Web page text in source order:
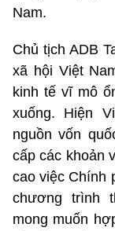
Nam.
Chủ tịch ADB
xã hội Việt
kinh tế vĩ mô
xuống. Hiện
nguồn vốn
cấp các khoản
cao việc Chính
chương trình
mong muốn